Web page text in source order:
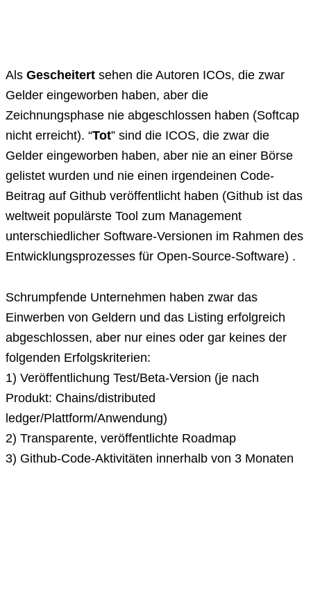
Als Gescheitert sehen die Autoren ICOs, die zwar
Gelder eingeworben haben, aber die
Zeichnungsphase nie abgeschlossen haben (Softcap
nicht erreicht). “Tot” sind die ICOS, die zwar die
Gelder eingeworben haben, aber nie an einer Börse
gelistet wurden und nie einen irgendeinen Code-
Beitrag auf Github veröffentlicht haben (Github ist das
weltweit populärste Tool zum Management
unterschiedlicher Software-Versionen im Rahmen des
Entwicklungsprozesses für Open-Source-Software) .
Schrumpfende Unternehmen haben zwar das
Einwerben von Geldern und das Listing erfolgreich
abgeschlossen, aber nur eines oder gar keines der
folgenden Erfolgskriterien:
1) Veröffentlichung Test/Beta-Version (je nach
Produkt: Chains/distributed
ledger/Plattform/Anwendung)
2) Transparente, veröffentlichte Roadmap
3) Github-Code-Aktivitäten innerhalb von 3 Monaten